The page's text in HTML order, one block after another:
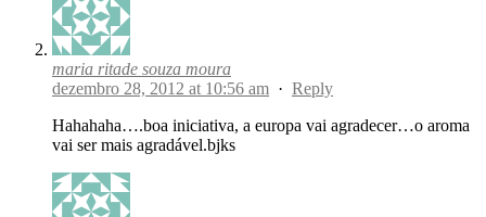
maria ritade souza moura
dezembro 28, 2012 at 10:56 am · Reply
Hahahaha….boa iniciativa, a europa vai agradecer…o aroma
vai ser mais agradável.bjks